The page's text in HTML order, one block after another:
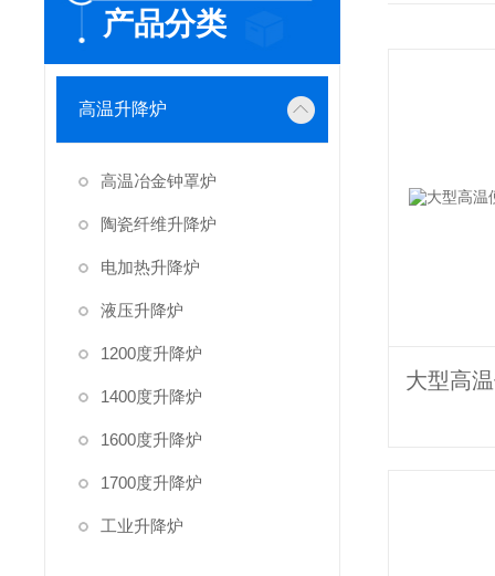
产品分类
高温升降炉
高温冶金钟罩炉
陶瓷纤维升降炉
电加热升降炉
液压升降炉
1200度升降炉
1400度升降炉
1600度升降炉
1700度升降炉
工业升降炉